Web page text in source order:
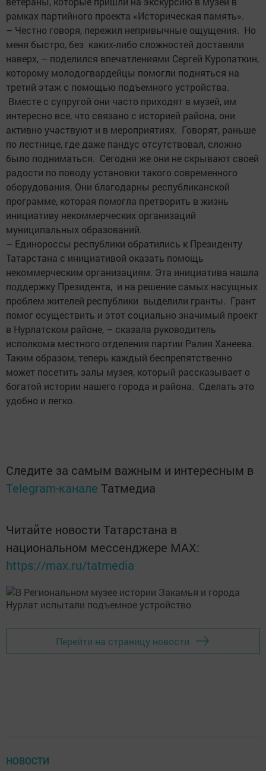
рамках партийного проекта «Историческая память».
– Честно говоря, пережил непривычные ощущения. Но
меня быстро, без каких-либо сложностей доставили
наверх, – поделился впечатлениями Сергей Куропаткин,
которому молодогвардейцы помогли подняться на
третий этаж с помощью подъемного устройства.
Вместе с супругой они часто приходят в музей, им
интересно все, что связано с историей района, они
активно участвуют и в мероприятиях. Говорят, раньше
по лестнице, где даже пандус отсутствовал, сложно
было подниматься. Сегодня же они не скрывают своей
радости по поводу установки такого современного
оборудования. Они благодарны республиканской
программе, которая помогла претворить в жизнь
инициативу некоммерческих организаций
муниципальных образований.
– Единороссы республики обратились к Президенту
Татарстана с инициативой оказать помощь
некоммерческим организациям. Эта инициатива нашла
поддержку Президента, и на решение самых насущных
проблем жителей республики выделили гранты. Грант
помог осуществить и этот социально значимый проект
в Нурлатском районе, – сказала руководитель
исполкома местного отделения партии Ралия Ханеева.
Таким образом, теперь каждый беспрепятственно
может посетить залы музея, который рассказывает о
богатой истории нашего города и района. Сделать это
удобно и легко.
Следите за самым важным и интересным в
Telegram-канале Татмедиа
Читайте новости Татарстана в
национальном мессенджере MАХ:
https://max.ru/tatmedia
Перейти на страницу новости
НОВОСТИ